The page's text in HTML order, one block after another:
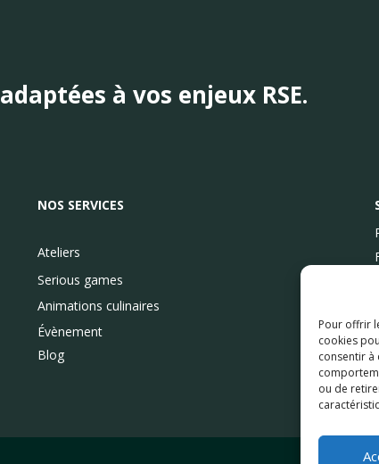
Pour offrir
cookies
consentir à
ou de
adaptées à vos enjeux RSE.
NOS SERVICES
Ateliers
Serious games
Animations culinaires
Évènement
Blog